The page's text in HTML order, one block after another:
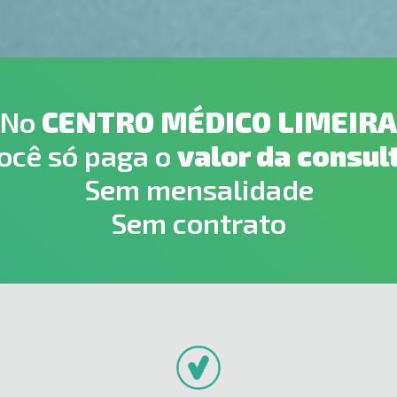
No CENTRO MÉDICO LIMEIRA
só paga o valor da
Sem mensalidade
Sem contrato